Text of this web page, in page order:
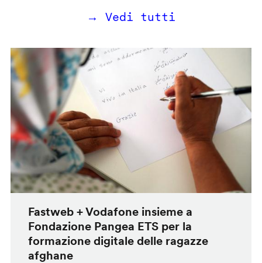
→ Vedi tutti
Fastweb + Vodafone insieme a
Fondazione Pangea ETS per la
formazione digitale delle ragazze
afghane